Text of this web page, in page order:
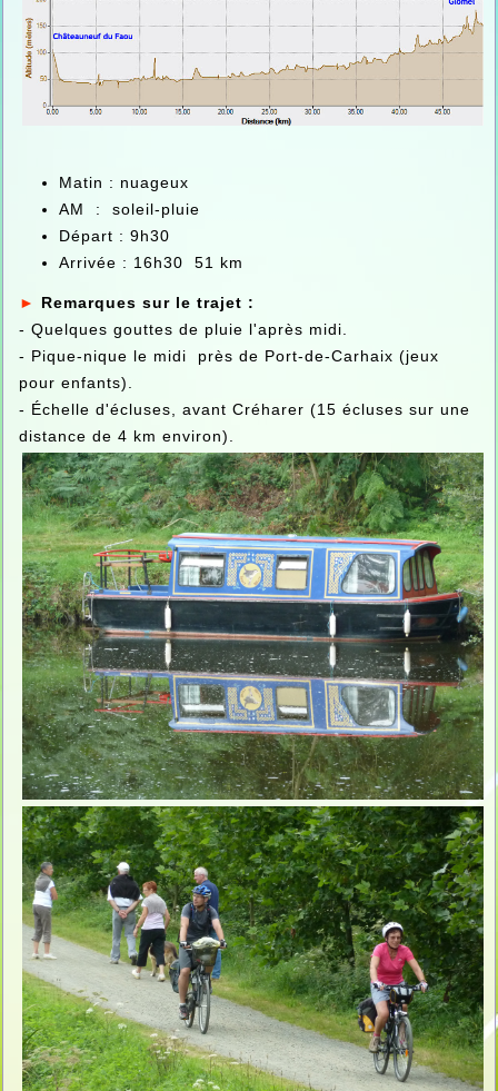
Matin : nuageux
AM : soleil-pluie
Départ : 9h30
Arrivée : 16h30 51 km
►
Remarques sur le trajet :
- Quelques gouttes de pluie l'après midi.
- Pique-nique le midi près de Port-de-Carhaix (jeux
pour enfants).
- Échelle d'écluses, avant Créharer (15 écluses sur une
distance de 4 km environ).